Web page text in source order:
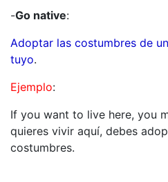
-Go native:
Adoptar las costumbres de
tuyo.
Ejemplo:
If you want to live here, you
quieres vivir aquí, debes
costumbres.